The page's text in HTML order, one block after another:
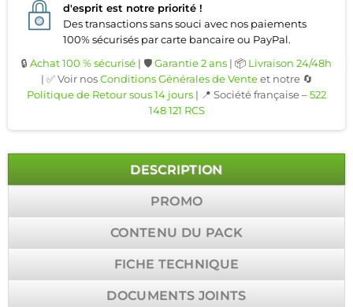
d'esprit est notre priorité !
Des transactions sans souci avec nos paiements
100% sécurisés par carte bancaire ou PayPal.
🔒 Achat 100 % sécurisé | 🛡️Garantie 2 ans | 📦 Livraison 24/48h
| ✅ Voir nosConditions Générales de Venteet notre 🔄
Politique de Retour sous 14 jours | 📍 Société française –522
148 121 RCS
DESCRIPTION
PROMO
CONTENU DU PACK
FICHE TECHNIQUE
DOCUMENTS JOINTS